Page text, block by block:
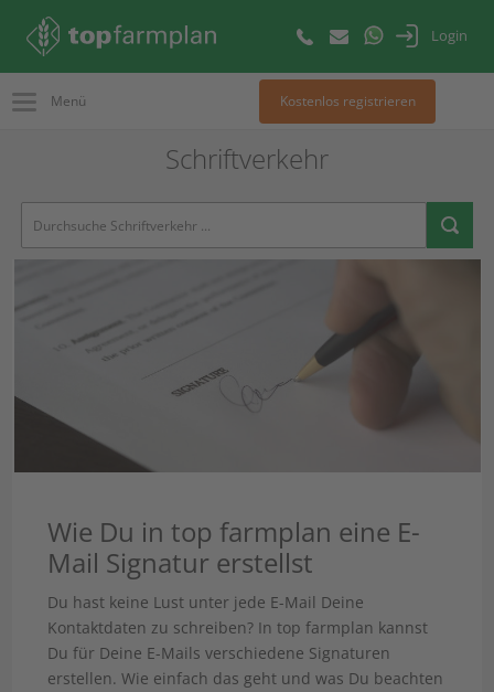
Login
Menü Kostenlos registrieren
Schriftverkehr
Wie Du in top farmplan eine E-
Mail Signatur erstellst
Du hast keine Lust unter jede E-Mail Deine
Kontaktdaten zu schreiben? In top farmplan kannst
Du für Deine E-Mails verschiedene Signaturen
erstellen. Wie einfach das geht und was Du beachten